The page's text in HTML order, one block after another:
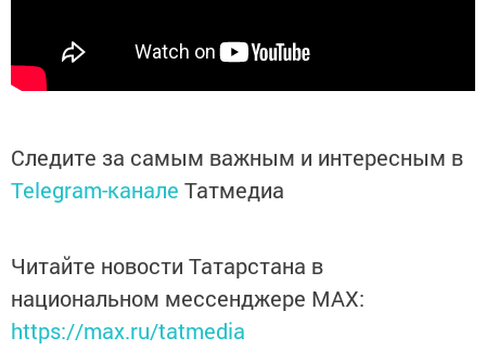
Следите за самым важным и интересным в
Telegram-канале Татмедиа
Читайте новости Татарстана в
национальном мессенджере MАХ:
https://max.ru/tatmedia